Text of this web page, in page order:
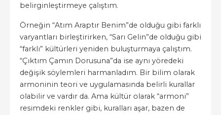
belirginleştirmeye çalıştım.
Örneğin “Atım Araptır Benim”de olduğu gibi farklı
varyantları birleştirirken, “Sarı Gelin”de olduğu gibi
“farklı” kültürleri yeniden buluşturmaya çalıştım.
“Çıktım Çamın Dorusuna”da ise aynı yöredeki
değişik söylemleri harmanladım. Bir bilim olarak
armoninin teori ve uygulamasında belirli kurallar
olabilir ve vardır da. Ama kültür olarak “armoni”
resimdeki renkler gibi, kuralları aşar, bazen de